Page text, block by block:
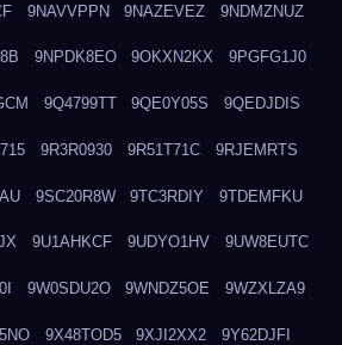
9NAVVPPN 9NAZEVEZ 9NDMZNUZ
9NPDK8EO 9OKXN2KX 9PGFG1J0
9Q4799TT 9QE0Y05S 9QEDJDIS
9R3R0930 9R51T71C 9RJEMRTS
9SC20R8W 9TC3RDIY 9TDEMFKU
9U1AHKCF 9UDYO1HV 9UW8EUTC
9W0SDU2O 9WNDZ5OE 9WZXLZA9
9X48TOD5 9XJI2XX2 9Y62DJFI